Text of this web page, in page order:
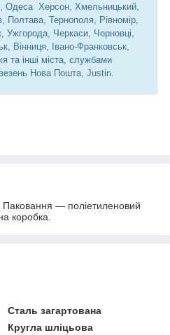
Одеса Херсон, Хмельницький,
Полтава, Тернополя, Рівномір,
Ужгорода, Черкаси, Чорновці,
Вінниця, Івано-Франковськ,
та інші міста, службами
Нова Пошта, Justin.
— поліетиленовий
коробка.
Сталь загартована
Кругла шліцьова